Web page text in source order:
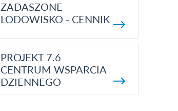
ZADASZONE
LODOWISKO - CENNIK
PROJEKT 7.6
CENTRUM WSPARCIA
DZIENNEGO